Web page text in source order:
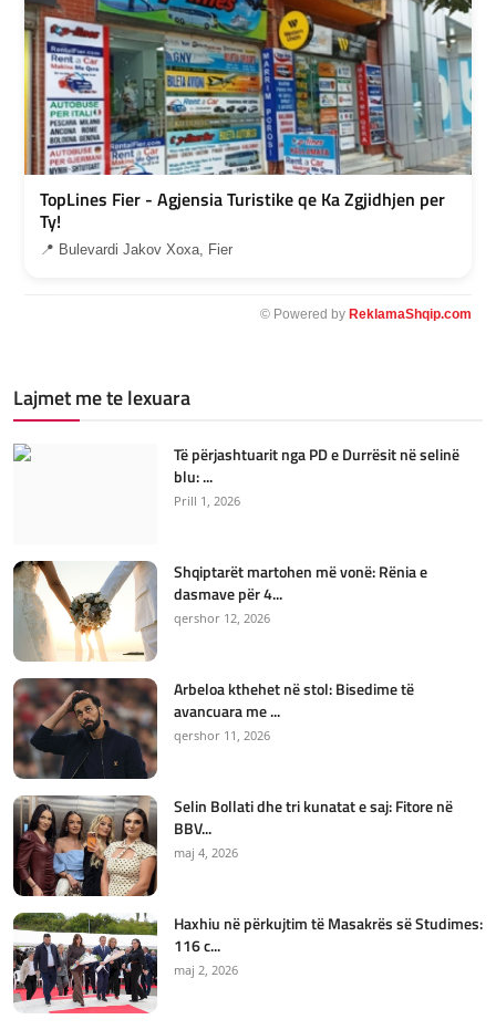
TopLines Fier - Agjensia Turistike qe Ka Zgjidhjen per
Ty!
📍 Bulevardi Jakov Xoxa, Fier
© Powered by ReklamaShqip.com
Lajmet me te lexuara
Të përjashtuarit nga PD e Durrësit në selinë
blu: ...
Prill 1, 2026
Shqiptarët martohen më vonë: Rënia e
dasmave për 4...
qershor 12, 2026
Arbeloa kthehet në stol: Bisedime të
avancuara me ...
qershor 11, 2026
Selin Bollati dhe tri kunatat e saj: Fitore në
BBV...
maj 4, 2026
Haxhiu në përkujtim të Masakrës së Studimes:
116 c...
maj 2, 2026